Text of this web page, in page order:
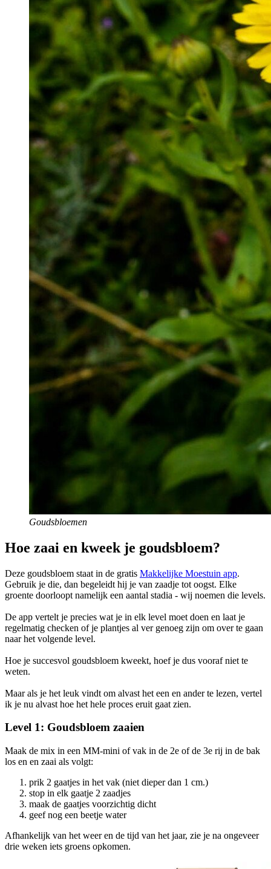
Goudsbloemen
Hoe zaai en kweek je goudsbloem?
Deze goudsbloem staat in de gratis Makkelijke Moestuin app.
Gebruik je die, dan begeleidt hij je van zaadje tot oogst. Elke
groente doorloopt namelijk een aantal stadia - wij noemen die levels.
De app vertelt je precies wat je in elk level moet doen en laat je
regelmatig checken of je plantjes al ver genoeg zijn om over te gaan
naar het volgende level.
Hoe je succesvol goudsbloem kweekt, hoef je dus vooraf niet te
weten.
Maar als je het leuk vindt om alvast het een en ander te lezen, vertel
ik je nu alvast hoe het hele proces eruit gaat zien.
Level 1: Goudsbloem zaaien
Maak de mix in een MM-mini of vak in de 2e of de 3e rij in de bak
los en en zaai als volgt:
prik 2 gaatjes in het vak (niet dieper dan 1 cm.)
stop in elk gaatje 2 zaadjes
maak de gaatjes voorzichtig dicht
geef nog een beetje water
Afhankelijk van het weer en de tijd van het jaar, zie je na ongeveer
drie weken iets groens opkomen.